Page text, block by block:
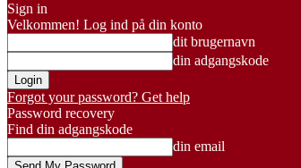
Sign in
Velkommen! Log ind på din konto
dit brugernavn
din adgangskode
Forgot your password? Get help
Password recovery
Find din adgangskode
din email